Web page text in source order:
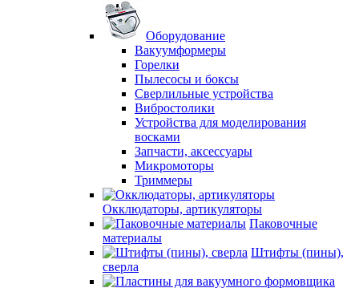
Оборудование
Вакуумформеры
Горелки
Пылесосы и боксы
Сверлильные устройства
Вибростолики
Устройства для моделирования
восками
Запчасти, аксессуары
Микромоторы
Триммеры
Окклюдаторы, артикуляторы
Паковочные
материалы
Штифты (пины),
сверла